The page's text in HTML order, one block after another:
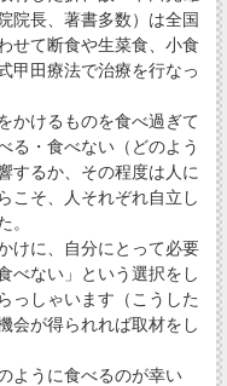
院長、著書多数）は全国
せて断食や生菜食、小食
甲田療法で治療を行なっ
かけるものを食べ過ぎて
る・食べない（どのよう
するか、その程度は人に
こそ、人それぞれ自立し
。
けに、自分にとって必要
べない」という選択をし
っしゃいます（こうした
会が得られれば取材をし
ように食べるのが幸い